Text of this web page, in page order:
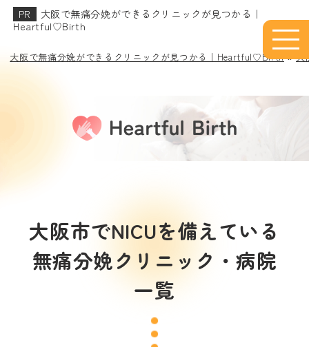
大阪で無痛分娩ができるクリニックが見つかる｜
Heartful♡Birth
大阪で無痛分娩ができるクリニックが見つかる｜Heartful♡Birth»大
大阪市でNICUを備えている
無痛分娩クリニック・病院
一覧